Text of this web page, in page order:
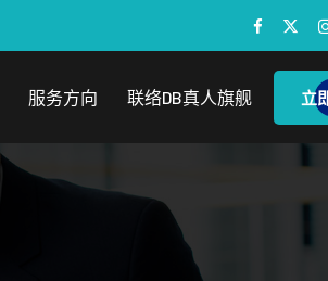
服务方向 联络DB真人旗舰 立